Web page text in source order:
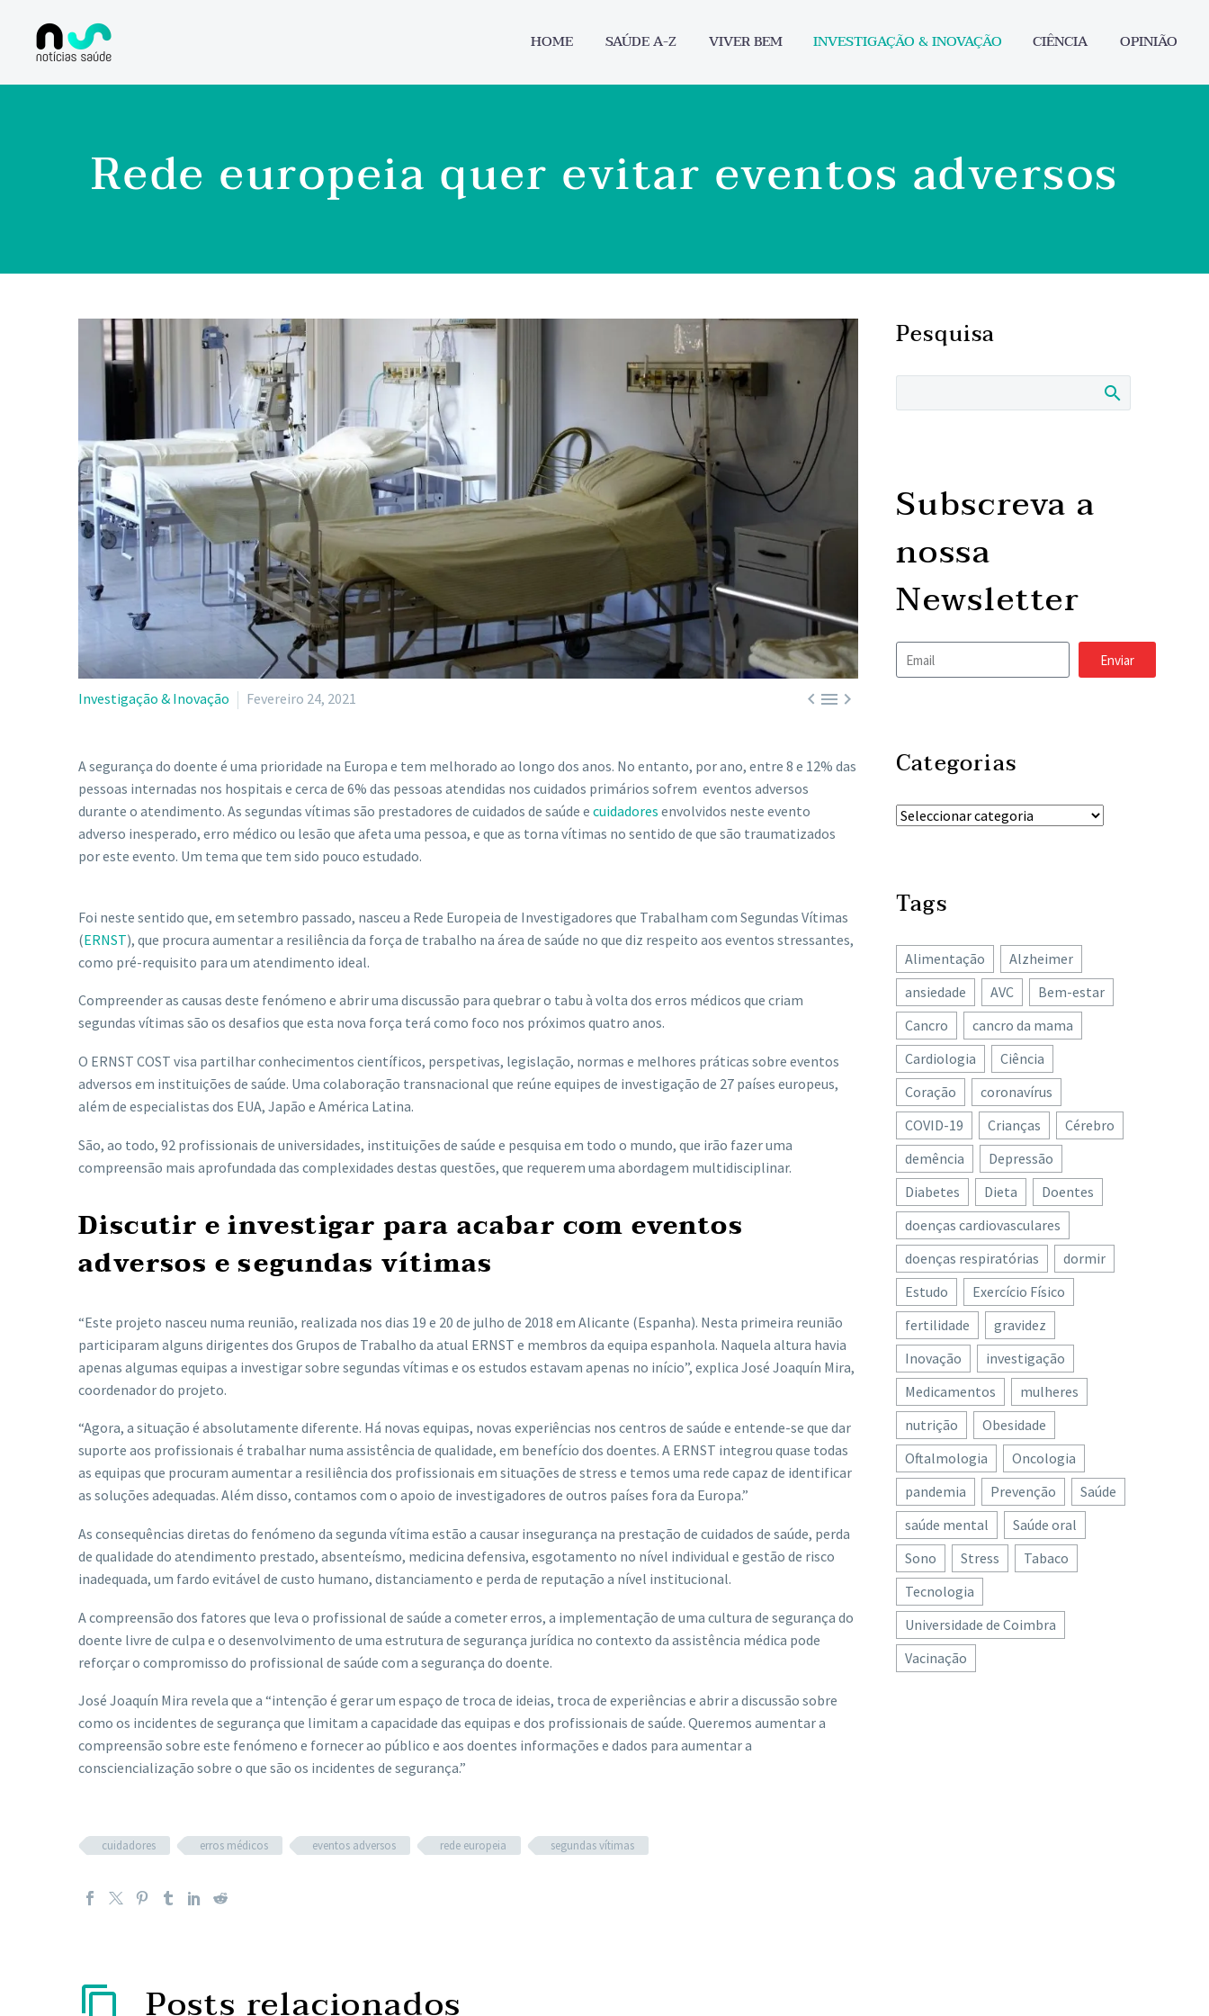
HOME SAÚDE A-Z VIVER BEM INVESTIGAÇÃO & INOVAÇÃO CIÊNCIA OPINIÃO
Rede europeia quer evitar eventos adversos

Investigação & Inovação Fevereiro 24, 2021
A segurança do doente é uma prioridade na Europa e tem melhorado ao longo dos anos. No entanto, por ano, entre 8 e 12% das
pessoas internadas nos hospitais e cerca de 6% das pessoas atendidas nos cuidados primários sofrem eventos adversos
durante o atendimento. As segundas vítimas são prestadores de cuidados de saúde e cuidadores envolvidos neste evento
adverso inesperado, erro médico ou lesão que afeta uma pessoa, e que as torna vítimas no sentido de que são traumatizados
por este evento. Um tema que tem sido pouco estudado.
Foi neste sentido que, em setembro passado, nasceu a Rede Europeia de Investigadores que Trabalham com Segundas Vítimas
(ERNST), que procura aumentar a resiliência da força de trabalho na área de saúde no que diz respeito aos eventos stressantes,
como pré-requisito para um atendimento ideal.
Compreender as causas deste fenómeno e abrir uma discussão para quebrar o tabu à volta dos erros médicos que criam
segundas vítimas são os desafios que esta nova força terá como foco nos próximos quatro anos.
O ERNST COST visa partilhar conhecimentos científicos, perspetivas, legislação, normas e melhores práticas sobre eventos
adversos em instituições de saúde. Uma colaboração transnacional que reúne equipes de investigação de 27 países europeus,
além de especialistas dos EUA, Japão e América Latina.
São, ao todo, 92 profissionais de universidades, instituições de saúde e pesquisa em todo o mundo, que irão fazer uma
compreensão mais aprofundada das complexidades destas questões, que requerem uma abordagem multidisciplinar.
Discutir e investigar para acabar com eventos
adversos e segundas vítimas
“Este projeto nasceu numa reunião, realizada nos dias 19 e 20 de julho de 2018 em Alicante (Espanha). Nesta primeira reunião
participaram alguns dirigentes dos Grupos de Trabalho da atual ERNST e membros da equipa espanhola. Naquela altura havia
apenas algumas equipas a investigar sobre segundas vítimas e os estudos estavam apenas no início”, explica José Joaquín Mira,
coordenador do projeto.
“Agora, a situação é absolutamente diferente. Há novas equipas, novas experiências nos centros de saúde e entende-se que dar
suporte aos profissionais é trabalhar numa assistência de qualidade, em benefício dos doentes. A ERNST integrou quase todas
as equipas que procuram aumentar a resiliência dos profissionais em situações de stress e temos uma rede capaz de identificar
as soluções adequadas. Além disso, contamos com o apoio de investigadores de outros países fora da Europa.”
As consequências diretas do fenómeno da segunda vítima estão a causar insegurança na prestação de cuidados de saúde, perda
de qualidade do atendimento prestado, absenteísmo, medicina defensiva, esgotamento no nível individual e gestão de risco
inadequada, um fardo evitável de custo humano, distanciamento e perda de reputação a nível institucional.
A compreensão dos fatores que leva o profissional de saúde a cometer erros, a implementação de uma cultura de segurança do
doente livre de culpa e o desenvolvimento de uma estrutura de segurança jurídica no contexto da assistência médica pode
reforçar o compromisso do profissional de saúde com a segurança do doente.
José Joaquín Mira revela que a “intenção é gerar um espaço de troca de ideias, troca de experiências e abrir a discussão sobre
como os incidentes de segurança que limitam a capacidade das equipas e dos profissionais de saúde. Queremos aumentar a
compreensão sobre este fenómeno e fornecer ao público e aos doentes informações e dados para aumentar a
consciencialização sobre o que são os incidentes de segurança.”
cuidadores erros médicos eventos adversos rede europeia segundas vítimas
Posts relacionados
Pesquisa
Subscreva a
nossa
Newsletter
Enviar
Categorias
Tags
Alimentação
Alzheimer
ansiedade
AVC
Bem-estar
Cancro
cancro da mama
Cardiologia
Ciência
Coração
coronavírus
COVID-19
Crianças
Cérebro
demência
Depressão
Diabetes
Dieta
Doentes
doenças cardiovasculares
doenças respiratórias
dormir
Estudo
Exercício Físico
fertilidade
gravidez
Inovação
investigação
Medicamentos
mulheres
nutrição
Obesidade
Oftalmologia
Oncologia
pandemia
Prevenção
Saúde
saúde mental
Saúde oral
Sono
Stress
Tabaco
Tecnologia
Universidade de Coimbra
Vacinação